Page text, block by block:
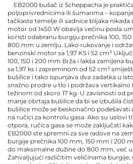
EB2000 bušač iz Scheppacha je
poljoprivrednicima ili šumarima –
tačkaste temelje ili sadnice biljaka nikada
motor od 1450 W obavlja većinu posla
koristi odabranu burgiju prečnika 100,
800 mm u zemlju. Lako rukovanje i
benzinski motor sa 1,97 KS i 52 cm³
100, 150 i 200 mm Brža i lakša zamijena
sa 1,97 ks i zapreminom od 52 cm³
bušilice i tako ispunjava dva zadatka u
snažno prodre u tlo i podržava vertikalno
težinom od skoro 17 kg. U zavisnosti od
manje obrtaja bušilice da bi se izbušila
bušilice može se beskonačno
na ručici za kontrolu gasa. Ako su uslovi
otpora, ručica gasa se može zaključati
EB2000 ste spremni za sve radove na
burgije prečnika 100 mm, 150 mm i 200
do maksimalne dužine do 800 mm, već
Zahvaljujući različitim veličinama burgije,